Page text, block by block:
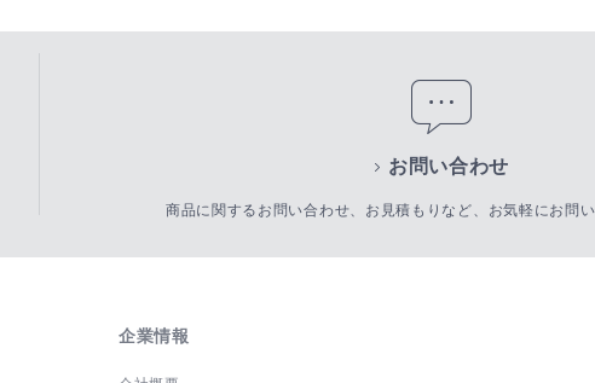
お問い合わせ
商品に関するお問い合わせ、お見積もりなど、お気軽にお問い
企業情報